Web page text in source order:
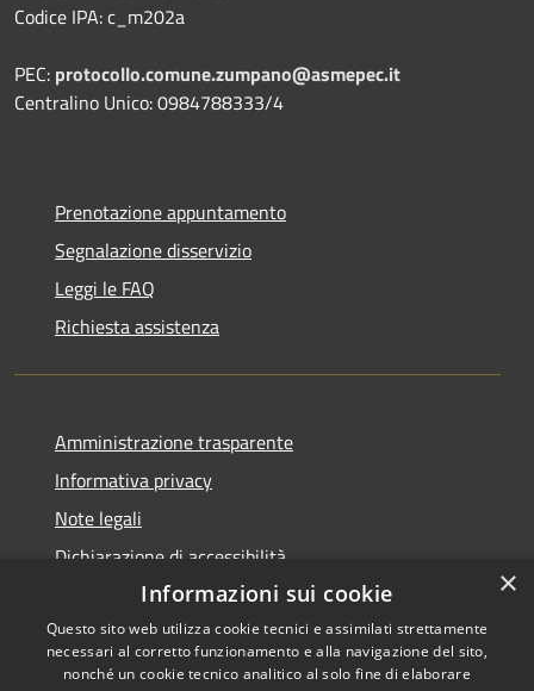
Codice IPA: c_m202a
PEC: protocollo.comune.zumpano@asmepec.it
Centralino Unico: 0984788333/4
Prenotazione appuntamento
Segnalazione disservizio
Leggi le FAQ
Richiesta assistenza
Amministrazione trasparente
Informativa privacy
Note legali
Dichiarazione di accessibilità
Copyright © 2026 • Comune di
×
Informazioni sui cookie
Questo sito web utilizza cookie tecnici e assimilati strettamente
necessari al corretto funzionamento e alla navigazione del sito,
nonché un cookie tecnico analitico al solo fine di elaborare